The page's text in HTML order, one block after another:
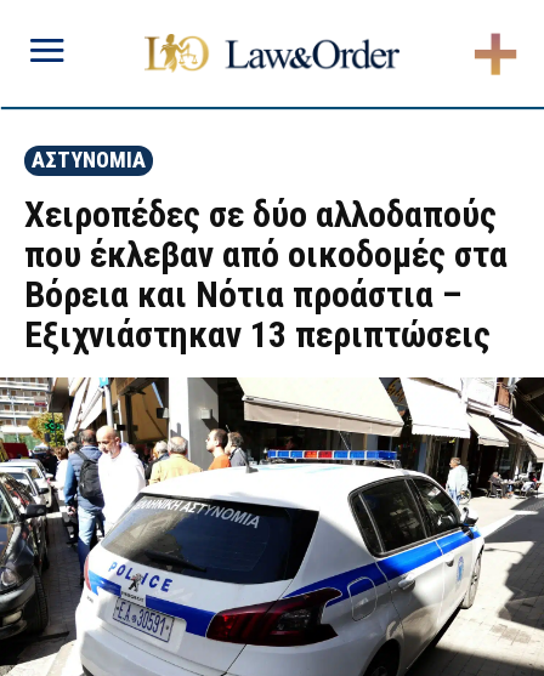
ΑΣΤΥΝΟΜΙΑ
Χειροπέδες σε δύο αλλοδαπούς
που έκλεβαν από οικοδομές στα
Βόρεια και Νότια προάστια –
Εξιχνιάστηκαν 13 περιπτώσεις